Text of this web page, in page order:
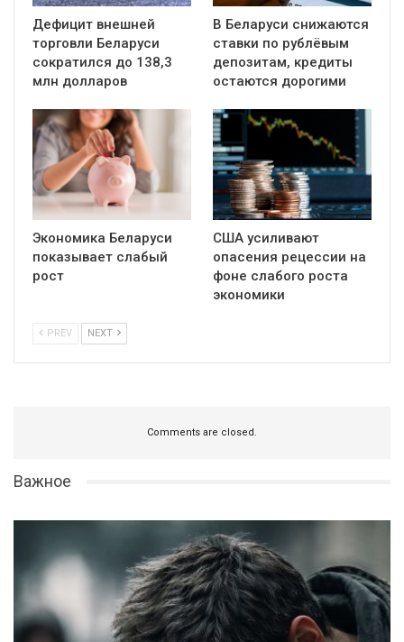
Дефицит внешней
торговли Беларуси
сократился до 138,3
млн долларов
В Беларуси снижаются
ставки по рублёвым
депозитам, кредиты
остаются дорогими
Экономика Беларуси
показывает слабый
рост
США усиливают
опасения рецессии на
фоне слабого роста
экономики
PREV NEXT
Comments are closed.
Важное